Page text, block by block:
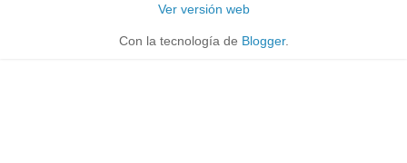
Ver versión web
Con la tecnología de Blogger.